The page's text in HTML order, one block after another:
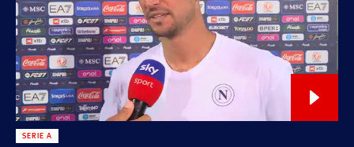
SERIE A